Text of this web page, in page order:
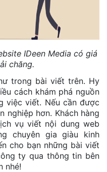
IDeen Media có giá
chăng.
trong bài viết trên. Hy
cách khám phá nguồn
việc viết. Nếu cần được
nghiệp hơn. Khách hàng
vụ viết nội dung web
chuyên gia giàu kinh
cho bạn những bài viết
ty qua thông tin bên
nhé!